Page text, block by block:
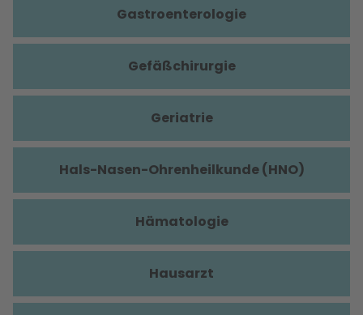
Gastroenterologie
Gefäßchirurgie
Geriatrie
Hals-Nasen-Ohrenheilkunde (HNO)
Hämatologie
Hausarzt